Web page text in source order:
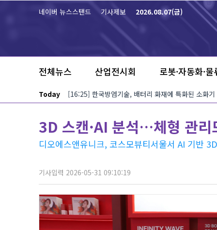
네이버 뉴스스탠드 기사제보 2026.08.07(금)
전체뉴스 산업전시회 로봇·자동화·물
Today [16:25] 한국방염기술, 배터리 화재에 특화된 소화기
3D 스캔·AI 분석…체형 관리
디오에스앤유니크, 코스모뷰티서울서 AI 기반
기사입력 2026-05-31 09:10:19